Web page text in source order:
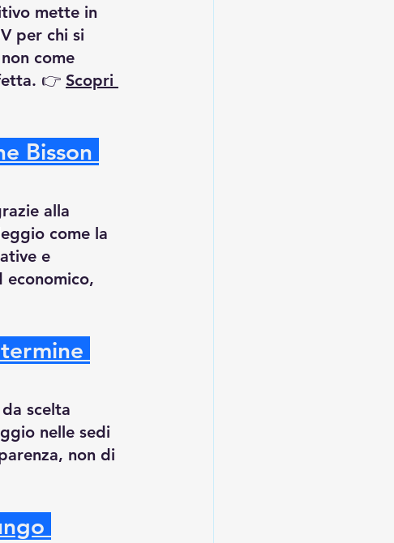
mette in
per chi si
come
👉 Scopri
Bisson
alla
come la
e
economico,
scelta
nelle sedi
non di